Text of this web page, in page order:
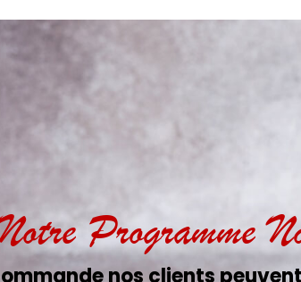
Programme
nos clients